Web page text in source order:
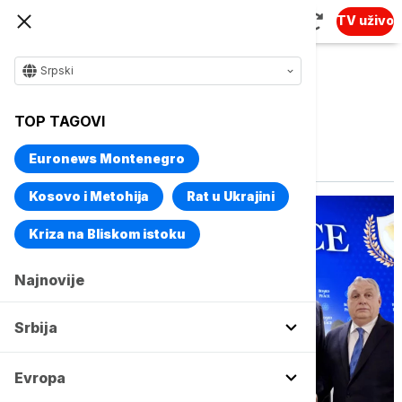
TV uživo
Srpski
TOP TAGOVI
Euronews Montenegro
Kosovo i Metohija Rat u Ukrajini
Kriza na Bliskom istoku
Najnovije
Srbija
Evropa
Vise o temi
Jutro